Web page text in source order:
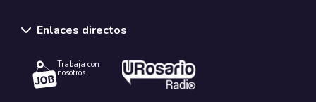
Enlaces directos
Trabaja con
nosotros.